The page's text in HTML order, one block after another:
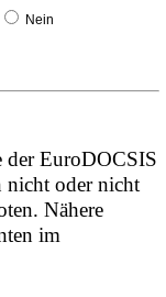
Nein
der EuroDOCSIS
nicht oder nicht
Nähere
im